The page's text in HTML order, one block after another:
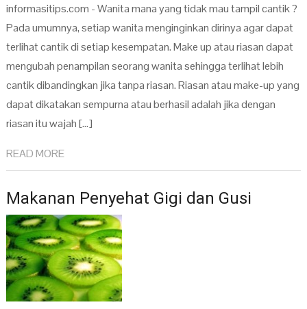
informasitips.com - Wanita mana yang tidak mau tampil cantik ?
Pada umumnya, setiap wanita menginginkan dirinya agar dapat
terlihat cantik di setiap kesempatan. Make up atau riasan dapat
mengubah penampilan seorang wanita sehingga terlihat lebih
cantik dibandingkan jika tanpa riasan. Riasan atau make-up yang
dapat dikatakan sempurna atau berhasil adalah jika dengan
riasan itu wajah […]
READ MORE
Makanan Penyehat Gigi dan Gusi